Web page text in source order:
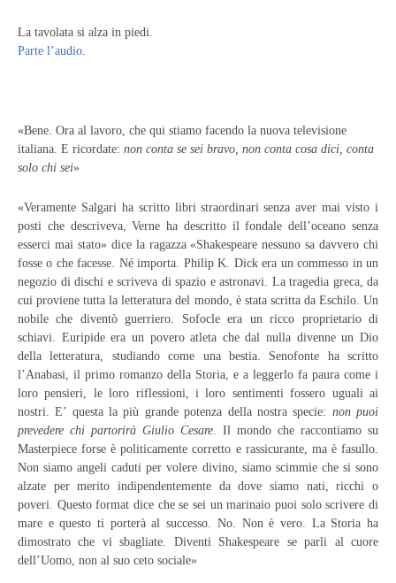
La tavolata si alza in piedi.
Parte l’audio
«Bene. Ora al lavoro, che qui stiamo facendo la nuova televisione
italiana. E ricordate: non conta se sei bravo, non conta cosa dici, conta
solo chi sei»
«Veramente Salgari ha scritto libri straordinari senza aver mai visto i
posti che descriveva, Verne ha descritto il fondale dell’oceano senza
esserci mai stato» dice la ragazza «Shakespeare nessuno sa davvero chi
fosse o che facesse. Né importa. Philip K. Dick era un commesso in un
negozio di dischi e scriveva di spazio e astronavi. La tragedia greca, da
cui proviene tutta la letteratura del mondo, è stata scritta da Eschilo. Un
nobile che diventò guerriero. Sofocle era un ricco proprietario di
schiavi. Euripide era un povero atleta che dal nulla divenne un Dio
della letteratura, studiando come una bestia. Senofonte ha scritto
l’Anabasi, il primo romanzo della Storia, e a leggerlo fa paura come i
loro pensieri, le loro riflessioni, i loro sentimenti fossero uguali ai
nostri. E’ questa la più grande potenza della nostra specie: non puoi
prevedere chi partorirà Giulio Cesare . Il mondo che raccontiamo su
Masterpiece forse è politicamente corretto e rassicurante, ma è fasullo.
Non siamo angeli caduti per volere divino, siamo scimmie che si sono
alzate per merito indipendentemente da dove siamo nati, ricchi o
poveri. Questo format dice che se sei un marinaio puoi solo scrivere di
mare e questo ti porterà al successo. No. Non è vero. La Storia ha
dimostrato che vi sbagliate. Diventi Shakespeare se parli al cuore
dell’Uomo, non al suo ceto sociale»